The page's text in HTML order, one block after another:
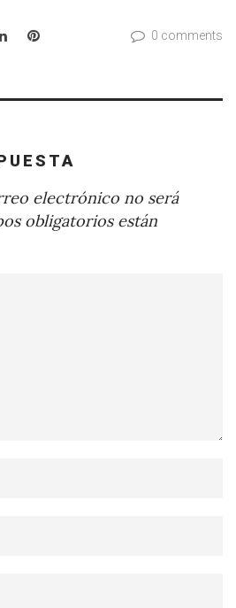
LinkedInPinterest 0 comments
electrónico no será
obligatorios están